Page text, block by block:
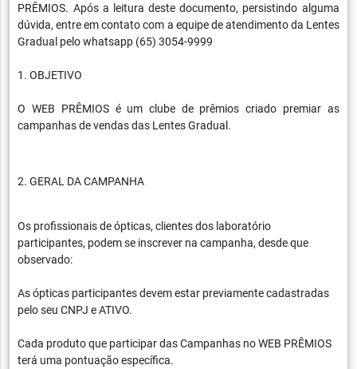
PRÊMIOS. Após a leitura deste documento, persistindo alguma
dúvida, entre em contato com a equipe de atendimento da Lentes
Gradual pelo whatsapp (65) 3054-9999
1. OBJETIVO
O WEB PRÊMIOS é um clube de prêmios criado premiar as
campanhas de vendas das Lentes Gradual.
2. GERAL DA CAMPANHA
Os profissionais de ópticas, clientes dos laboratório
participantes, podem se inscrever na campanha, desde que
observado:
As ópticas participantes devem estar previamente cadastradas
pelo seu CNPJ e ATIVO.
Cada produto que participar das Campanhas no WEB PRÊMIOS
terá uma pontuação específica.